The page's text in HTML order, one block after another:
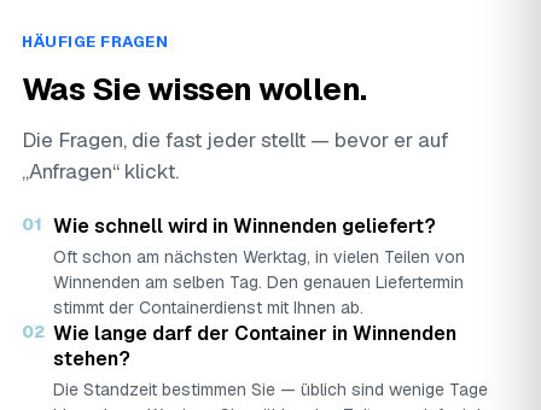
HÄUFIGE FRAGEN
Was Sie wissen wollen.
Die Fragen, die fast jeder stellt — bevor er auf
„Anfragen“ klickt.
01 Wie schnell wird in Winnenden geliefert?
Oft schon am nächsten Werktag, in vielen Teilen von
Winnenden am selben Tag. Den genauen Liefertermin
stimmt der Containerdienst mit Ihnen ab.
02 Wie lange darf der Container in Winnenden
stehen?
Die Standzeit bestimmen Sie — üblich sind wenige Tage